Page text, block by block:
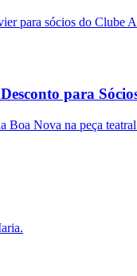
para sócios do Clube
para
Boa Nova na peça